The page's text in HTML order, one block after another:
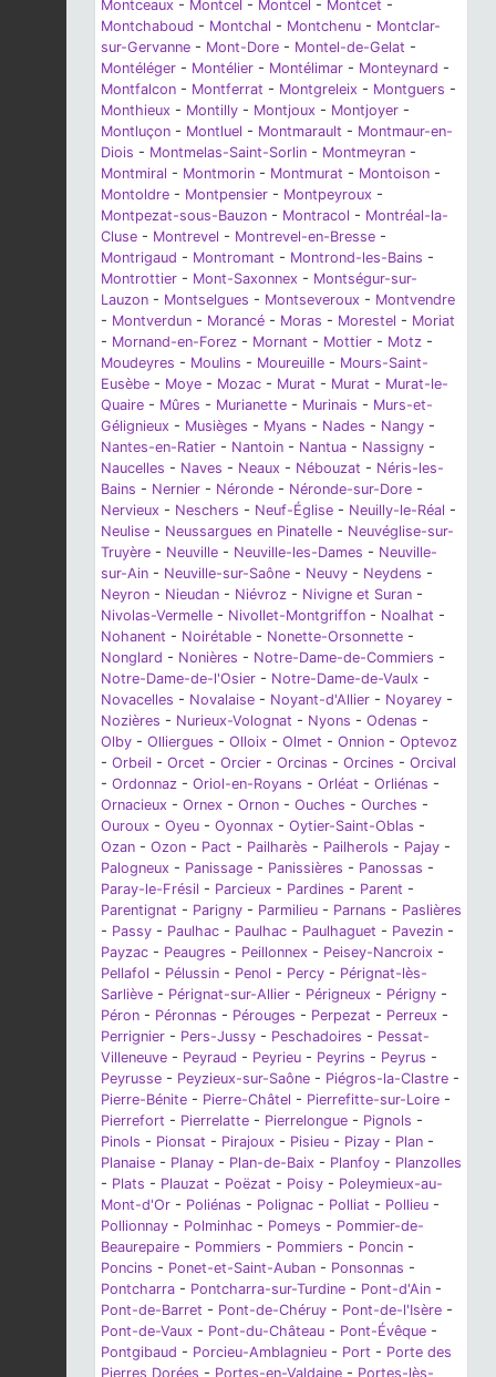
Montceaux - Montcel - Montcel - Montcet -
Montchaboud - Montchal - Montchenu - Montclar-
sur-Gervanne - Mont-Dore - Montel-de-Gelat -
Montéléger - Montélier - Montélimar - Monteynard -
Montfalcon - Montferrat - Montgreleix - Montguers -
Monthieux - Montilly - Montjoux - Montjoyer -
Montluçon - Montluel - Montmarault - Montmaur-en-
Diois - Montmelas-Saint-Sorlin - Montmeyran -
Montmiral - Montmorin - Montmurat - Montoison -
Montoldre - Montpensier - Montpeyroux -
Montpezat-sous-Bauzon - Montracol - Montréal-la-
Cluse - Montrevel - Montrevel-en-Bresse -
Montrigaud - Montromant - Montrond-les-Bains -
Montrottier - Mont-Saxonnex - Montségur-sur-
Lauzon - Montselgues - Montseveroux - Montvendre
- Montverdun - Morancé - Moras - Morestel - Moriat
- Mornand-en-Forez - Mornant - Mottier - Motz -
Moudeyres - Moulins - Moureuille - Mours-Saint-
Eusèbe - Moye - Mozac - Murat - Murat - Murat-le-
Quaire - Mûres - Murianette - Murinais - Murs-et-
Gélignieux - Musièges - Myans - Nades - Nangy -
Nantes-en-Ratier - Nantoin - Nantua - Nassigny -
Naucelles - Naves - Neaux - Nébouzat - Néris-les-
Bains - Nernier - Néronde - Néronde-sur-Dore -
Nervieux - Neschers - Neuf-Église - Neuilly-le-Réal -
Neulise - Neussargues en Pinatelle - Neuvéglise-sur-
Truyère - Neuville - Neuville-les-Dames - Neuville-
sur-Ain - Neuville-sur-Saône - Neuvy - Neydens -
Neyron - Nieudan - Niévroz - Nivigne et Suran -
Nivolas-Vermelle - Nivollet-Montgriffon - Noalhat -
Nohanent - Noirétable - Nonette-Orsonnette -
Nonglard - Nonières - Notre-Dame-de-Commiers -
Notre-Dame-de-l'Osier - Notre-Dame-de-Vaulx -
Novacelles - Novalaise - Noyant-d'Allier - Noyarey -
Nozières - Nurieux-Volognat - Nyons - Odenas -
Olby - Olliergues - Olloix - Olmet - Onnion - Optevoz
- Orbeil - Orcet - Orcier - Orcinas - Orcines - Orcival
- Ordonnaz - Oriol-en-Royans - Orléat - Orliénas -
Ornacieux - Ornex - Ornon - Ouches - Ourches -
Ouroux - Oyeu - Oyonnax - Oytier-Saint-Oblas -
Ozan - Ozon - Pact - Pailharès - Pailherols - Pajay -
Palogneux - Panissage - Panissières - Panossas -
Paray-le-Frésil - Parcieux - Pardines - Parent -
Parentignat - Parigny - Parmilieu - Parnans - Paslières
- Passy - Paulhac - Paulhac - Paulhaguet - Pavezin -
Payzac - Peaugres - Peillonnex - Peisey-Nancroix -
Pellafol - Pélussin - Penol - Percy - Pérignat-lès-
Sarliève - Pérignat-sur-Allier - Périgneux - Périgny -
Péron - Péronnas - Pérouges - Perpezat - Perreux -
Perrignier - Pers-Jussy - Peschadoires - Pessat-
Villeneuve - Peyraud - Peyrieu - Peyrins - Peyrus -
Peyrusse - Peyzieux-sur-Saône - Piégros-la-Clastre -
Pierre-Bénite - Pierre-Châtel - Pierrefitte-sur-Loire -
Pierrefort - Pierrelatte - Pierrelongue - Pignols -
Pinols - Pionsat - Pirajoux - Pisieu - Pizay - Plan -
Planaise - Planay - Plan-de-Baix - Planfoy - Planzolles
- Plats - Plauzat - Poëzat - Poisy - Poleymieux-au-
Mont-d'Or - Poliénas - Polignac - Polliat - Pollieu -
Pollionnay - Polminhac - Pomeys - Pommier-de-
Beaurepaire - Pommiers - Pommiers - Poncin -
Poncins - Ponet-et-Saint-Auban - Ponsonnas -
Pontcharra - Pontcharra-sur-Turdine - Pont-d'Ain -
Pont-de-Barret - Pont-de-Chéruy - Pont-de-l'Isère -
Pont-de-Vaux - Pont-du-Château - Pont-Évêque -
Pontgibaud - Porcieu-Amblagnieu - Port - Porte des
Pierres Dorées - Portes-en-Valdaine - Portes-lès-